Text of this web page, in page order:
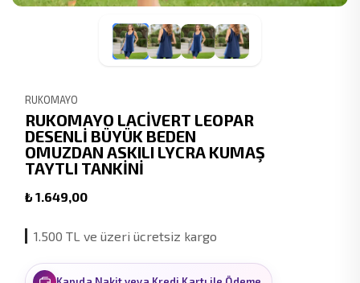
RUKOMAYO
RUKOMAYO LACİVERT LEOPAR
DESENLİ BÜYÜK BEDEN
OMUZDAN ASKILI LYCRA KUMAŞ
TAYTLI TANKİNİ
₺ 1.649,00
1.500 TL ve üzeri ücretsiz kargo